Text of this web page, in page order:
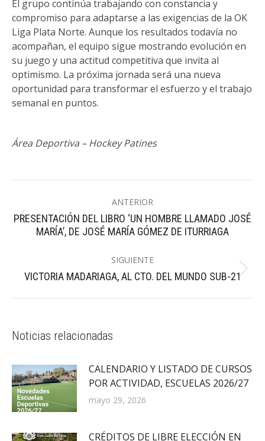
El grupo continúa trabajando con constancia y
compromiso para adaptarse a las exigencias de la OK
Liga Plata Norte. Aunque los resultados todavía no
acompañan, el equipo sigue mostrando evolución en
su juego y una actitud competitiva que invita al
optimismo. La próxima jornada será una nueva
oportunidad para transformar el esfuerzo y el trabajo
semanal en puntos.
Área Deportiva – Hockey Patines
entre
publicaciones
ANTERIOR
Publicación
anterior:
PRESENTACIÓN DEL LIBRO ‘UN HOMBRE LLAMADO JOSÉ
MARÍA’, DE JOSÉ MARÍA GÓMEZ DE ITURRIAGA
SIGUIENTE
Publicación
VICTORIA MADARIAGA, AL CTO. DEL MUNDO SUB-21
Noticias relacionadas
CALENDARIO Y LISTADO DE CURSOS
POR ACTIVIDAD, ESCUELAS 2026/27
mayo 29, 2026
CRÉDITOS DE LIBRE ELECCIÓN EN